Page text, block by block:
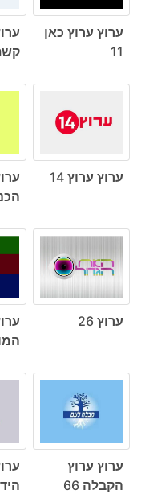
ערוץ ערוץ כאן
11
קשת
ערוץ ערוץ 14
ערוץ 26
ערוץ ערוץ
הקבלה 66